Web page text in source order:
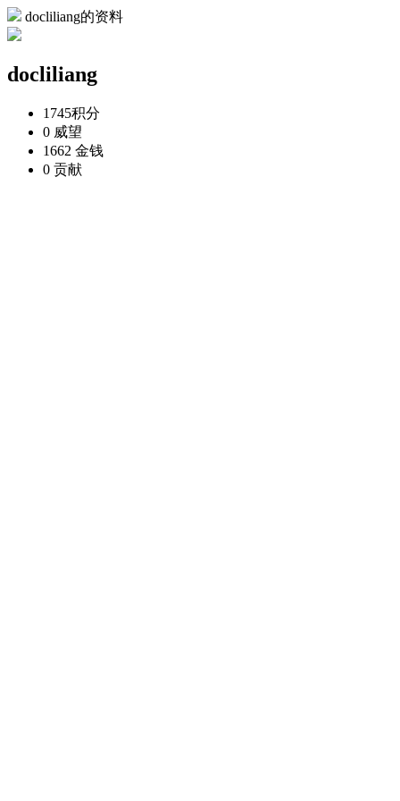
docliliang的资料
docliliang
1745积分
0 威望
1662 金钱
0 贡献